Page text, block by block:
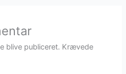
blive publiceret. Krævede